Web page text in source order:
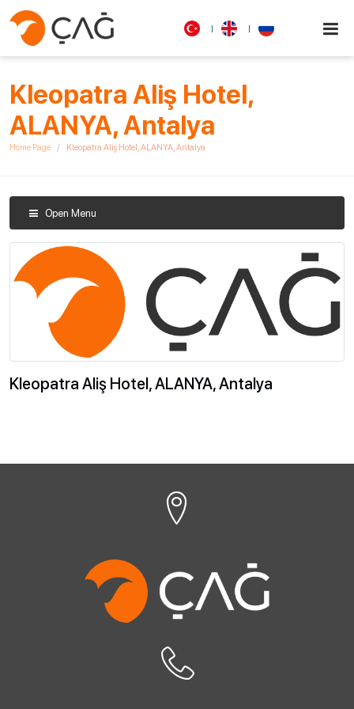
Kleopatra Aliş Hotel,
ALANYA, Antalya
Home Page Kleopatra Aliş Hotel, ALANYA, Antalya
Open Menu
Kleopatra Aliş Hotel, ALANYA, Antalya